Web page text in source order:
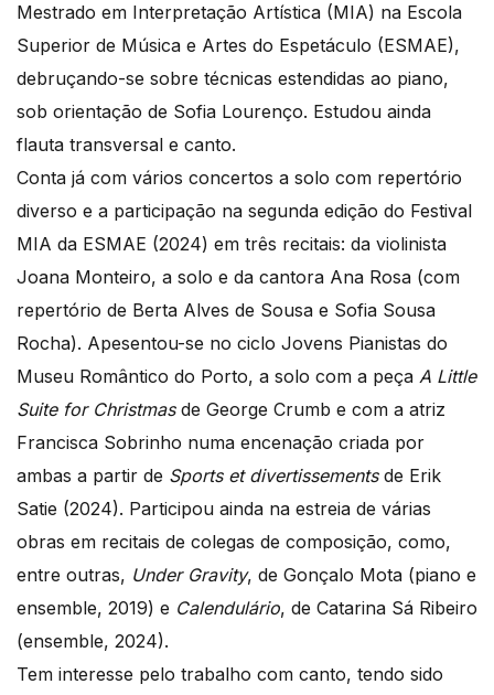
Mestrado em Interpretação Artística (MIA) na Escola
Superior de Música e Artes do Espetáculo (ESMAE),
debruçando-se sobre técnicas estendidas ao piano,
sob orientação de Sofia Lourenço. Estudou ainda
flauta transversal e canto.
Conta já com vários concertos a solo com repertório
diverso e a participação na segunda edição do Festival
MIA da ESMAE (2024) em três recitais: da violinista
Joana Monteiro, a solo e da cantora Ana Rosa (com
repertório de Berta Alves de Sousa e Sofia Sousa
Rocha). Apesentou-se no ciclo Jovens Pianistas do
Museu Romântico do Porto, a solo com a peça A Little
Suite for Christmasde George Crumb e com a atriz
Francisca Sobrinho numa encenação criada por
ambas a partir de Sports et divertissementsde Erik
Satie (2024). Participou ainda na estreia de várias
obras em recitais de colegas de composição, como,
entre outras, Under Gravity, de Gonçalo Mota (piano e
ensemble, 2019) e Calendulário, de Catarina Sá Ribeiro
(ensemble, 2024).
Tem interesse pelo trabalho com canto, tendo sido